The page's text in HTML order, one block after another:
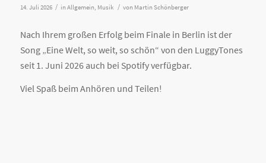
14. Juli 2026 / in Allgemein, Musik / von Martin Schönberger
Nach Ihrem großen Erfolg beim Finale in Berlin ist der
Song „Eine Welt, so weit, so schön“ von den LuggyTones
seit 1. Juni 2026 auch bei Spotify verfügbar.
Viel Spaß beim Anhören und Teilen!